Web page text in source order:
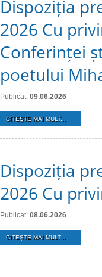
Dispoziția
2026 Cu
Conferinței
poetului
Publicat: 09.06.2026
CITEŞTE MAI MULT...
Dispoziția
2026 Cu
Publicat: 08.06.2026
CITEŞTE MAI MULT...